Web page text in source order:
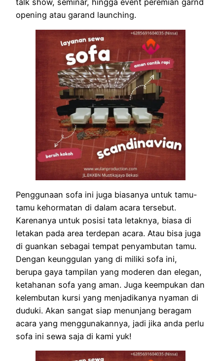
talk show, seminar, hingga event peremian garnd
opening atau garand launching.
Penggunaan sofa ini juga biasanya untuk tamu-
tamu kehormatan di dalam acara tersebut.
Karenanya untuk posisi tata letaknya, biasa di
letakan pada area terdepan acara. Atau bisa juga
di guankan sebagai tempat penyambutan tamu.
Dengan keunggulan yang di miliki sofa ini,
berupa gaya tampilan yang moderen dan elegan,
ketahanan sofa yang aman. Juga keempukan dan
kelembutan kursi yang menjadikanya nyaman di
duduki. Akan sangat siap menunjang beragam
acara yang menggunakannya, jadi jika anda perlu
sofa ini sewa saja di kami yuk!